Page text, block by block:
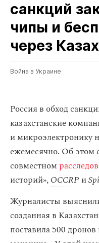
санкций
чипы и
через
Война в Украине
Россия в обход
казахстанские
и микроэлектронику
ежемесячно. Об этом
совместном
историй»,OCCRP и
Журналисты
созданная в
поставила 500